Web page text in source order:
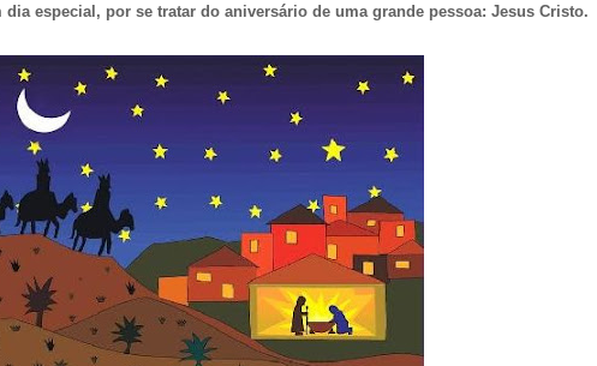
especial, por se tratar do aniversário de uma grande pessoa: Jesus Cristo.